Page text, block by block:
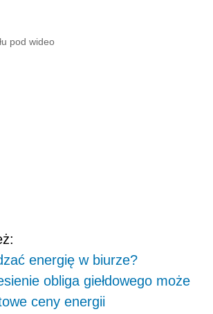
pod wideo
energię w biurze?
obliga giełdowego może
ceny energii